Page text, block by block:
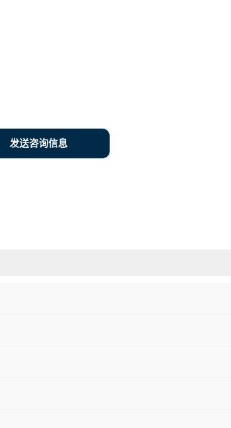
发送咨询信息